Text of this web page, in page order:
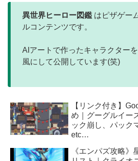
異世界ヒーロー図鑑 はピザゲー
ルコンテンツです。
AIアートで作ったキャラクター
風にして公開しています(笑)
【リンク付き】
め｜グーグルイー
ック崩し、パック
etc…
《エンパズ攻略》